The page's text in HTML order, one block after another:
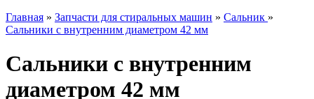
Главная » Запчасти для стиральных машин » Сальник »
Cальники c внутренним диаметром 42 мм
Cальники c внутренним
диаметром 42 мм